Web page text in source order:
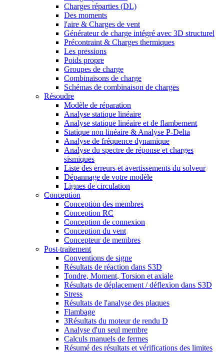
Charges réparties (DL)
Des moments
l'aire & Charges de vent
Générateur de charge intégré avec 3D structurel
Précontraint & Charges thermiques
Les pressions
Poids propre
Groupes de charge
Combinaisons de charge
Schémas de combinaison de charges
Résoudre
Modèle de réparation
Analyse statique linéaire
Analyse statique linéaire et de flambement
Statique non linéaire & Analyse P-Delta
Analyse de fréquence dynamique
Analyse du spectre de réponse et charges
sismiques
Liste des erreurs et avertissements du solveur
Dépannage de votre modèle
Lignes de circulation
Conception
Conception des membres
Conception RC
Conception de connexion
Conception du vent
Concepteur de membres
Post-traitement
Conventions de signe
Résultats de réaction dans S3D
Tondre, Moment, Torsion et axiale
Résultats de déplacement / déflexion dans S3D
Stress
Résultats de l'analyse des plaques
Flambage
3Résultats du moteur de rendu D
Analyse d'un seul membre
Calculs manuels de fermes
Résumé des résultats et vérifications des limites